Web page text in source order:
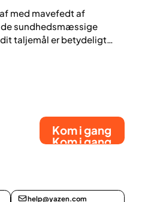
med mavefedt af
sundhedsmæssige
taljemål er betydeligt
en sund måde.
Kom i gang
Kom i gang
help@yazen.com